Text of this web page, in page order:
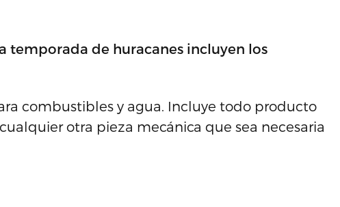
temporada de huracanes incluyen los
combustibles y agua. Incluye todo producto
otra pieza mecánica que sea necesaria